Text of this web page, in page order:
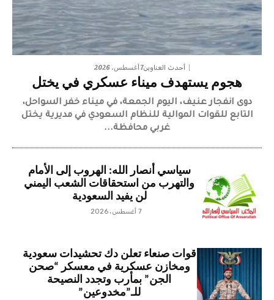
أحدث العناوين7 أغسطس، 2026
هجوم يستهدف ميناء عسكري في يختل
دوى انفجار عنيف، اليوم الجمعة، في ميناء خفر السواحل،
التابع للقوات الموالية للنظام السعودي في مديرية يختل
غربي محافظة...
سياسي أنصار الله: الهروب إلى الأمام
والتهرب من استحقاقات الشعب اليمني
لن يفيد السعودية
7 أغسطس، 2026
قوات صنعاء تعلن دك تحشيدات سعودية
ومخازن عسكرية في معسكر “صحن
الجن” بمأرب وتجدد النصيحة
للـ”مخدوعين”